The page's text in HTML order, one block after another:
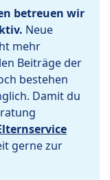
betreuen wir
Neue
mehr
Beiträge der
bestehen
Damit du
gerne zur